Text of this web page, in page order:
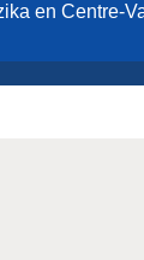
en Centre-